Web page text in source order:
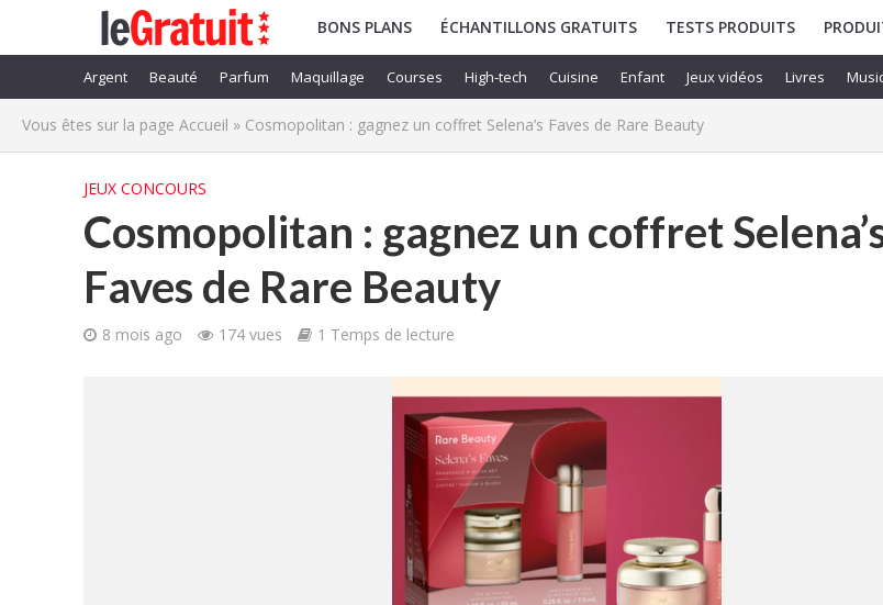
BONS PLANS ÉCHANTILLONS GRATUITS TESTS PRODUITS
Argent Beauté Parfum Maquillage Courses High-tech Cuisine Enfant Jeux vidéos Livres
Vous êtes sur la page Accueil » Cosmopolitan : gagnez un coffret Selena’s Faves de Rare Beauty
JEUX CONCOURS
Cosmopolitan : gagnez un coffret
Faves de Rare Beauty
8 mois ago 174 vues 1 Temps de lecture